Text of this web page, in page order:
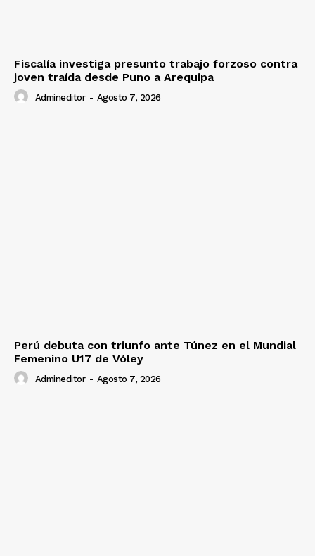
Fiscalía investiga presunto trabajo forzoso contra
joven traída desde Puno a Arequipa
Admineditor - Agosto 7, 2026
Perú debuta con triunfo ante Túnez en el Mundial
Femenino U17 de Vóley
Admineditor - Agosto 7, 2026